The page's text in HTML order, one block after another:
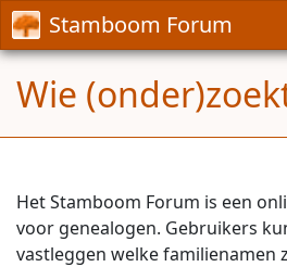
Stamboom Forum
Wie
Het Stamboom Forum is een
voor genealogen. Gebruikers
vastleggen welke familienamen